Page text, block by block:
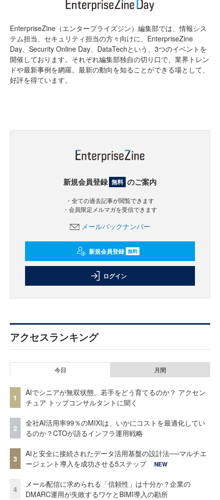
EnterpriseZine（エンタープライズジン）編集部では、情報シス
テム担当、セキュリティ担当の方々向けに、EnterpriseZine
Day、Security Online Day、DataTechという、3つのイベントを
開催しております。それぞれ編集部独自の切り口で、業界トレン
ドや最新事例を網羅。最新の動向を知ることができる場として、
好評を得ています。
新規会員登録 無料 のご案内
・全ての過去記事が閲覧できます
・会員限定メルマガを受信できます
メールバックナンバー
新規会員登録 無料
ログイン
アクセスランキング
今日 月間
1
AIでシニアが無双状態、若手をどう育てるのか？ アクセン
チュア トップコンサルタントに聞く
2
全社AI活用率99％のMIXIは、いかにコストを最適化してい
るのか？CTOが語るインフラ運用戦略
3
AIと安全に接続されたデータ活用基盤の設計法──マルチエ
ージェント導入を成功させる5ステップ
NEW
4
メール配信に求められる「信頼性」は十分か？企業の
DMARC運用が失敗するワケとBIMI導入の勘所